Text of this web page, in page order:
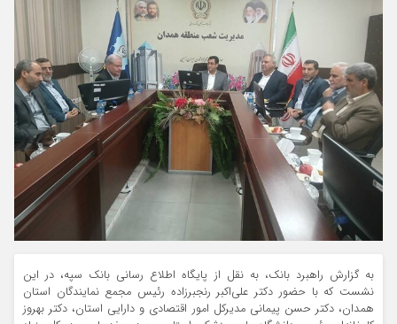
به گزارش راهبرد بانک، به نقل از پایگاه اطلاع رسانی بانک سپه، در این
نشست که با حضور دکتر علی‌اکبر رنجبرزاده رئیس مجمع نمایندگان استان
همدان، دکتر حسن پیمانی مدیرکل امور اقتصادی و دارایی استان، دکتر بهروز